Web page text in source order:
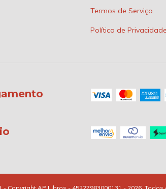
Termos de Serviço
Política de Privacidade